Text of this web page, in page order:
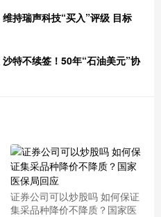
持瑞声科技“买入”评级 目标
特不续签！50年“石油美元”协
证券公司可以炒股吗 如何保证
集采品种降价不降质？国家医